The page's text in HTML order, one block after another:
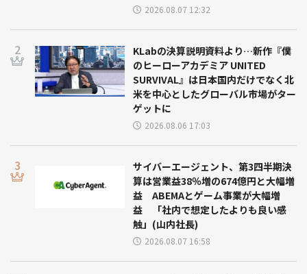
2026.08.07 12:32
KLabの決算説明資料より…新作『僕
のヒーローアカデミア UNITED
SURVIVAL』は日本国内だけでなく北
米を中心としたグローバル市場がター
ゲットに
2026.08.06 17:03
サイバーエージェント、第3四半期決
算は営業益38％増の674億円と大幅増
益 ABEMAとゲーム事業が大幅増
益 「社内で想定したよりも良い感
触」(山内社長)
2026.08.07 16:58